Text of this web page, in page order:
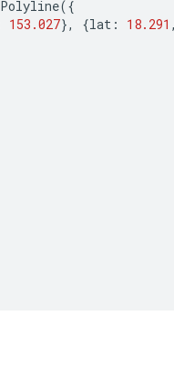
Polyline({
153.027}, {lat : 18.291